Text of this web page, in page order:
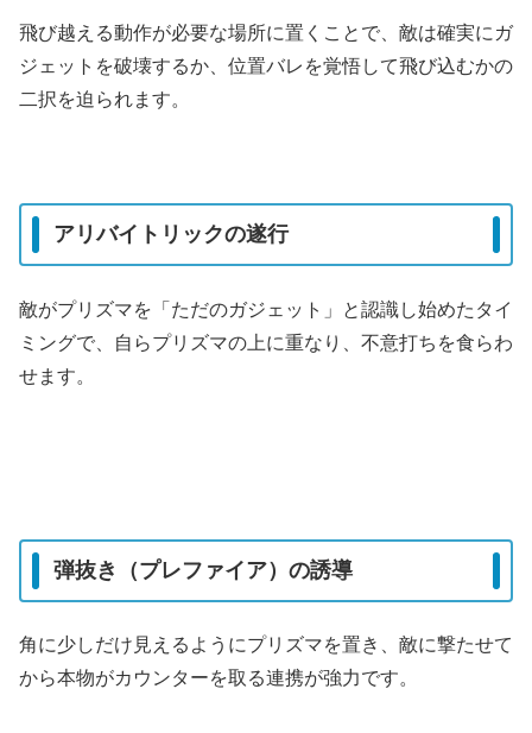
飛び越える動作が必要な場所に置くことで、敵は確実にガ
ジェットを破壊するか、位置バレを覚悟して飛び込むかの
二択を迫られます。
アリバイトリックの遂行
敵がプリズマを「ただのガジェット」と認識し始めたタイ
ミングで、自らプリズマの上に重なり、不意打ちを食らわ
せます。
弾抜き（プレファイア）の誘導
角に少しだけ見えるようにプリズマを置き、敵に撃たせて
から本物がカウンターを取る連携が強力です。